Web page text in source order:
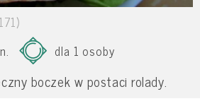
dla 1 osoby
boczek w postaci rolady.